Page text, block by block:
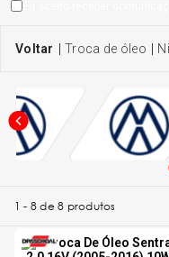
troca de óleo
1 - 8de8 produtos
5º Kit 4 Pneu Xbri
7º 185 65r15